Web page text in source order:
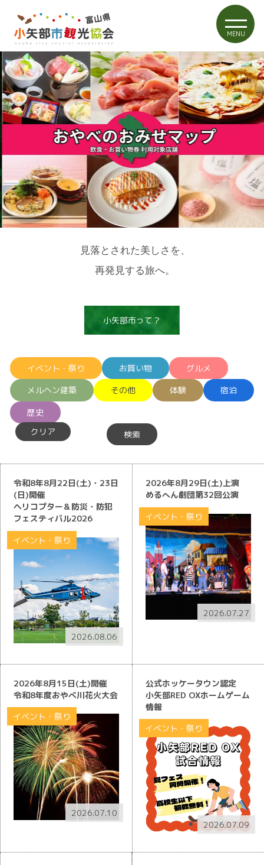
MENU
見落とされた美しさを、
再発見する旅へ。
小矢部市って？
イベント・祭り お買い物
グルメ
メルヘン建築
その他 体験
宿泊
歴史
クリア
令和8年8月22日(土)・23日
(日)開催
ヘリコプター＆防災・防犯
フェスティバル2026
イベント・祭り
2026.08.06
2026年8月29日(土)上演
めるへん劇団第32回公演
イベント・祭り
2026.07.27
2026年8月15日(土)開催
令和8年度おやべ川花火大会
イベント・祭り
2026.07.10
公式ホッケータウン認定
小矢部RED OXホームゲーム
情報
イベント・祭り
2026.07.09